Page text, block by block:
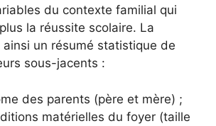
du contexte familial qui
la réussite scolaire. La
un résumé statistique de
sous-jacents :
des parents (père et mère) ;
matérielles du foyer (taille